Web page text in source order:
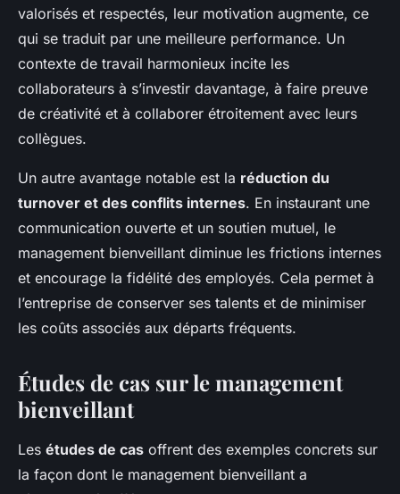
valorisés et respectés, leur motivation augmente, ce
qui se traduit par une meilleure performance. Un
contexte de travail harmonieux incite les
collaborateurs à s’investir davantage, à faire preuve
de créativité et à collaborer étroitement avec leurs
collègues.
Un autre avantage notable est la réduction du
turnover et des conflits internes. En instaurant une
communication ouverte et un soutien mutuel, le
management bienveillant diminue les frictions internes
et encourage la fidélité des employés. Cela permet à
l’entreprise de conserver ses talents et de minimiser
les coûts associés aux départs fréquents.
Études de cas sur le management
bienveillant
Les études de cas offrent des exemples concrets sur
la façon dont le management bienveillant a